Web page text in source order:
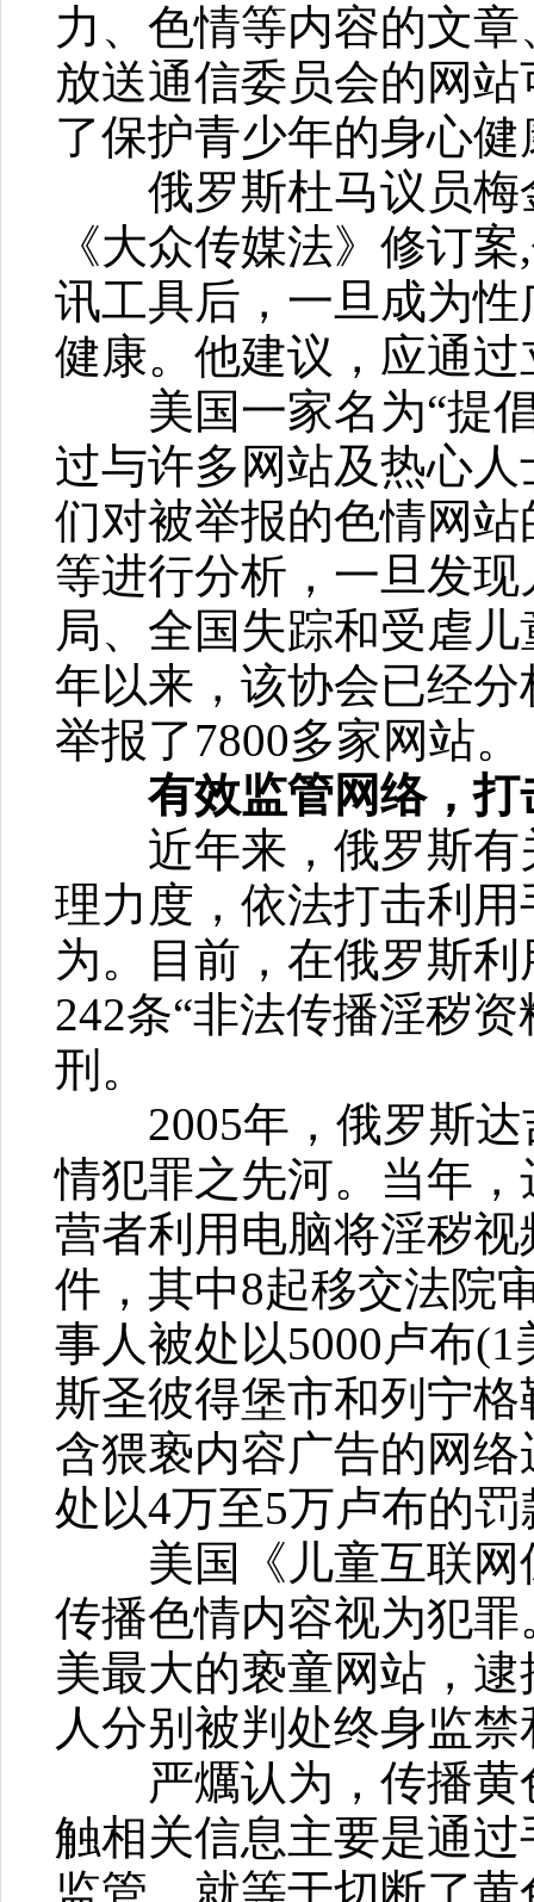
力、色情等内容的文
放送通信委员会的网
了保护青少年的身心
俄罗斯杜马议员梅
《大众传媒法》修订
讯工具后，一旦成为
健康。他建议，应通
美国一家名为“提倡
过与许多网站及热心
们对被举报的色情网
等进行分析，一旦发
局、全国失踪和受虐
年以来，该协会已经
举报了7800多家网站。
有效监管网络，打
近年来，俄罗斯有
理力度，依法打击利
为。目前，在俄罗斯
242条“非法传播淫秽
刑。
2005年，俄罗斯达
情犯罪之先河。当年
营者利用电脑将淫秽
件，其中8起移交法院
事人被处以5000卢布
斯圣彼得堡市和列宁
含猥亵内容广告的网
处以4万至5万卢布的罚
美国《儿童互联网
传播色情内容视为犯
美最大的亵童网站，
人分别被判处终身监
严爄认为，传播黄
触相关信息主要是通